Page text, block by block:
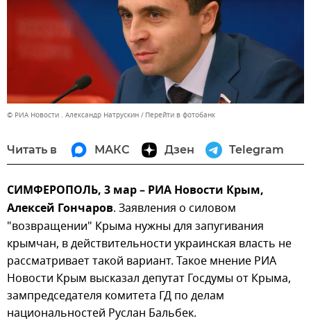
© РИА Новости . Александр Натрускин Перейти в фотобанк
Читать в МАКС Дзен Telegram
СИМФЕРОПОЛЬ, 3 мар – РИА Новости Крым,
Алексей Гончаров. Заявления о силовом
"возвращении" Крыма нужны для запугивания
крымчан, в действительности украинская власть не
рассматривает такой вариант. Такое мнение РИА
Новости Крым высказал депутат Госдумы от Крыма,
зампредседателя комитета ГД по делам
национальностей Руслан Бальбек.